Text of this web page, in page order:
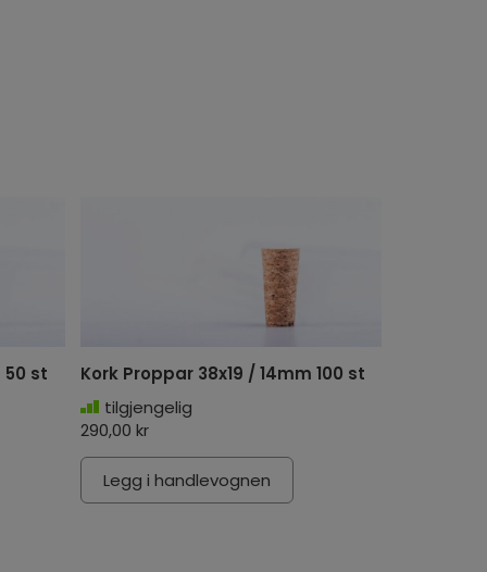
50 st
Kork Proppar 38x19 / 14mm 100 st
tilgjengelig
290,00 kr
Legg i handlevognen